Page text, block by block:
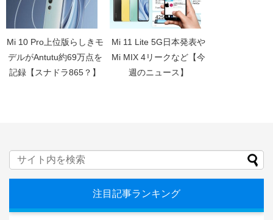
Mi 10 Pro上位版らしきモ
デルがAntutu約69万点を
記録【スナドラ865？】
Mi 11 Lite 5G日本発表や
Mi MIX 4リークなど【今
週のニュース】
注目記事ランキング